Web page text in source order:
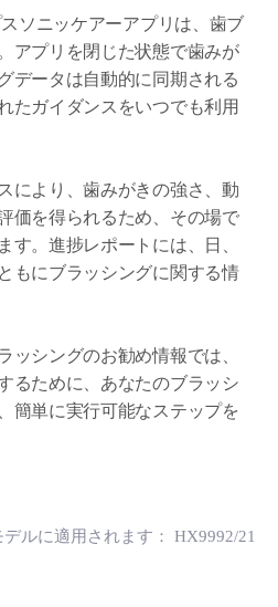
ソニッケアーアプリは、歯ブ
アプリを閉じた状態で歯みが
データは自動的に同期される
たガイダンスをいつでも利用
により、歯みがきの強さ、動
価を得られるため、その場で
す。進捗レポートには、日、
もにブラッシングに関する情
ッシングのお勧め情報では、
るために、あなたのブラッシ
簡単に実行可能なステップを
ルに適用されます： HX9992/21